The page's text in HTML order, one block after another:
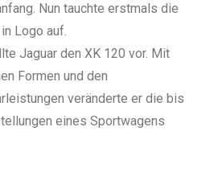
Nun tauchte erstmals die
Logo auf.
Jaguar den XK 120 vor. Mit
Formen und den
veränderte er die bis
eines Sportwagens